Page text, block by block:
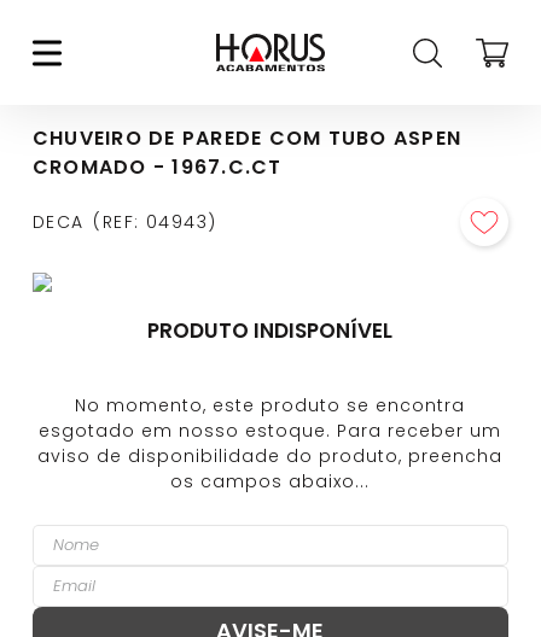
CHUVEIRO DE PAREDE COM TUBO ASPEN
CROMADO - 1967.C.CT
DECA REF: 04943
PRODUTO INDISPONÍVEL